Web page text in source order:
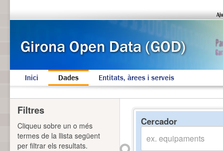
Inici Dades Entitats, àrees i serveis
Cercador
Filtres
Cliqueu sobre un o més
termes de la llista següent
per filtrar els resultats.